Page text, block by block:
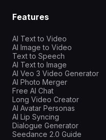
Features
AI Text to Video
AI Image to Video
Text to Speech
AI Text to Image
AI Veo 3 Video Generator
AI Photo Merger
Free AI Chat
Long Video Creator
AI Avatar Personas
AI Lip Syncing
Dialogue Generator
Seedance 2.0 Guide